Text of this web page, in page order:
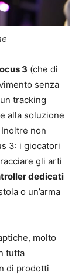
3 (che di
senza
tracking
alla soluzione
non
3: i giocatori
gli arti
dedicati
o un’arma
molto
tutta
di prodotti